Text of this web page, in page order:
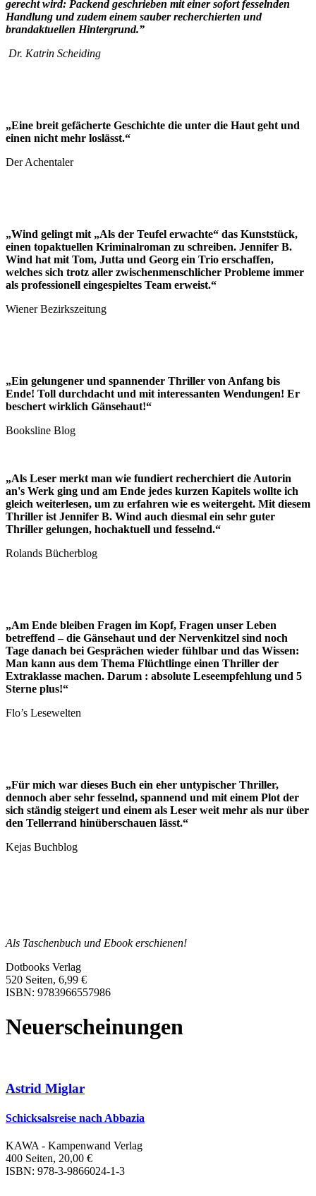
gerecht wird: Packend geschrieben mit einer sofort fesselnden
Handlung und zudem einem sauber recherchierten und
brandaktuellen Hintergrund.”
Dr. Katrin Scheiding
„Eine breit gefächerte Geschichte die unter die Haut geht und
einen nicht mehr loslässt.“
Der Achentaler
„Wind gelingt mit „Als der Teufel erwachte“ das Kunststück,
einen topaktuellen Kriminalroman zu schreiben. Jennifer B.
Wind hat mit Tom, Jutta und Georg ein Trio erschaffen,
welches sich trotz aller zwischenmenschlicher Probleme immer
als professionell eingespieltes Team erweist.“
Wiener Bezirkszeitung
„Ein gelungener und spannender Thriller von Anfang bis
Ende! Toll durchdacht und mit interessanten Wendungen! Er
beschert wirklich Gänsehaut!“
Booksline Blog
„Als Leser merkt man wie fundiert recherchiert die Autorin
an's Werk ging und am Ende jedes kurzen Kapitels wollte ich
gleich weiterlesen, um zu erfahren wie es weitergeht. Mit diesem
Thriller ist Jennifer B. Wind auch diesmal ein sehr guter
Thriller gelungen, hochaktuell und fesselnd.“
Rolands Bücherblog
„Am Ende bleiben Fragen im Kopf, Fragen unser Leben
betreffend – die Gänsehaut und der Nervenkitzel sind noch
Tage danach bei Gesprächen wieder fühlbar und das Wissen:
Man kann aus dem Thema Flüchtlinge einen Thriller der
Extraklasse machen. Darum : absolute Leseempfehlung und 5
Sterne plus!“
Flo’s Lesewelten
„Für mich war dieses Buch ein eher untypischer Thriller,
dennoch aber sehr fesselnd, spannend und mit einem Plot der
sich ständig steigert und einem als Leser weit mehr als nur über
den Tellerrand hinüberschauen lässt.“
Kejas Buchblog
Als Taschenbuch und Ebook erschienen!
Dotbooks Verlag
520 Seiten, 6,99 €
ISBN: 9783966557986
Neuerscheinungen
Astrid Miglar
Schicksalsreise nach Abbazia
KAWA - Kampenwand Verlag
400 Seiten, 20,00 €
ISBN: 978-3-9866024-1-3